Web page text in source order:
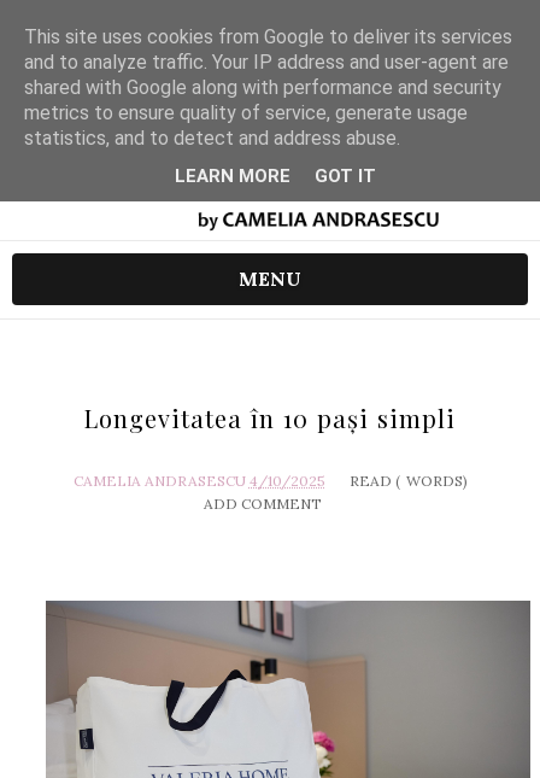
MENU
Longevitatea în 10 pași simpli
CAMELIA ANDRASESCU 4/10/2025 READ ( WORDS)
ADD COMMENT
This site uses cookies from Google to deliver its services
and to analyze traffic. Your IP address and user-agent are
shared with Google along with performance and security
metrics to ensure quality of service, generate usage
statistics, and to detect and address abuse.
LEARN MORE GOT IT